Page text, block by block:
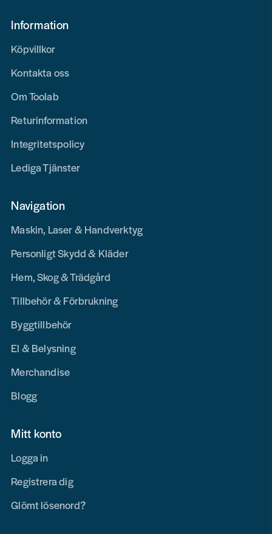
Information
Köpvillkor
Kontakta oss
Om Toolab
Returinformation
Integritetspolicy
Lediga Tjänster
Navigation
Maskin, Laser & Handverktyg
Personligt Skydd & Kläder
Hem, Skog & Trädgård
Tillbehör & Förbrukning
Byggtillbehör
El & Belysning
Merchandise
Blogg
Mitt konto
Logga in
Registrera dig
Glömt lösenord?